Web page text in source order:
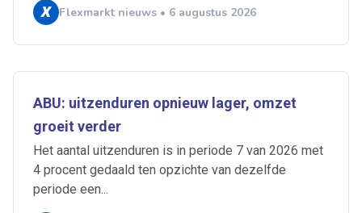
Flexmarkt nieuws • 6 augustus 2026
ABU: uitzenduren opnieuw lager, omzet
groeit verder
Het aantal uitzenduren is in periode 7 van 2026 met
4 procent gedaald ten opzichte van dezelfde
periode een...